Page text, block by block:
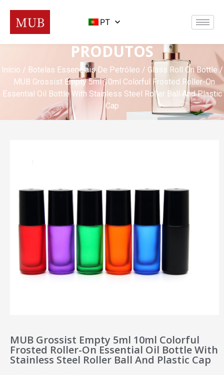
PT
PRODUTOS
Início / Botelas Essenciais De Petróleo / Glass Roll On Bottle /
MUB Grossist Empty 5ml 10ml Colorful Frosted Roller-On
Essential Oil Bottle With Stainless Steel Roller Ball And Plastic
Cap
MUB Grossist Empty 5ml 10ml Colorful
Frosted Roller-On Essential Oil Bottle With
Stainless Steel Roller Ball And Plastic Cap